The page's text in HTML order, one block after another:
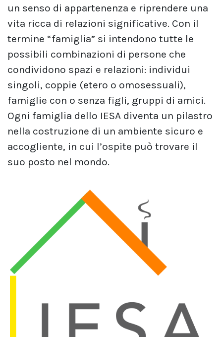
un senso di appartenenza e riprendere una
vita ricca di relazioni significative. Con il
termine “famiglia” si intendono tutte le
possibili combinazioni di persone che
condividono spazi e relazioni: individui
singoli, coppie (etero o omosessuali),
famiglie con o senza figli, gruppi di amici.
Ogni famiglia dello IESA diventa un pilastro
nella costruzione di un ambiente sicuro e
accogliente, in cui l’ospite può trovare il
suo posto nel mondo.